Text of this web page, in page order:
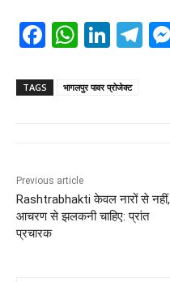
F
c
o
k
W
at
p
Li
k
T
TAGS भागलपुर पावर प्रोजेक्ट
Previous article
Rashtrabhakti केवल नारों से नहीं,
आचरण से झलकनी चाहिए: प्रांत
प्रचारक